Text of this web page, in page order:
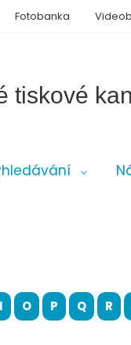
tiskové
Fotobanka
O P Q R